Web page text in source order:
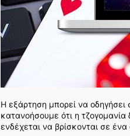
Η εξάρτηση μπορεί να
κατανοήσουμε ότι η
ενδέχεται να βρίσκονται σε